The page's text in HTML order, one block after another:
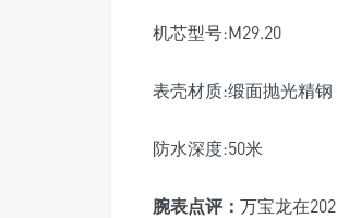
机芯型号:M29.20
表壳材质:缎面抛光精钢
防水深度:50米
腕表点评： 万宝龙在